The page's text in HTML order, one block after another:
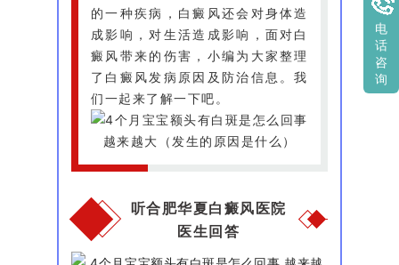
的一种疾病，白癜风还会对身体造
成影响，对生活造成影响，面对白
癜风带来的伤害，小编为大家整理
了白癜风发病原因及防治信息。我
们一起来了解一下吧。
听合肥华夏白癜风医院
医生回答
电
话
咨
询